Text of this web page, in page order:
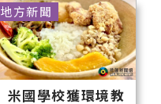
米國學校獲環境教
地方新聞